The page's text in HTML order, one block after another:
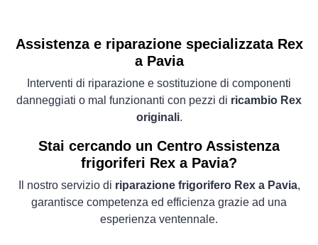
Assistenza e riparazione specializzata Rex
a Pavia
Interventi di riparazione e sostituzione di componenti
danneggiati o mal funzionanti con pezzi di ricambio Rex
originali.
Stai cercando un Centro Assistenza
frigoriferi Rex a Pavia?
Il nostro servizio di riparazione frigorifero Rex a Pavia,
garantisce competenza ed efficienza grazie ad una
esperienza ventennale.